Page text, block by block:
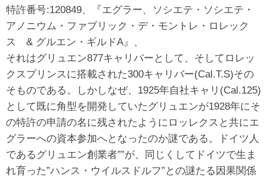
特許番号:120849、『エグラー、ソシエテ・ソシエテ・
アノニウム・ファブリック・デ・モントレ・ロレック
ス & グルエン・ギルドA』、
それはグリュエン877キャリバーとして、そしてロレッ
クスプリンスに搭載された300キャリバー(Cal.T.S)その
そものである。しかしなぜ、1925年自社キャリ(Cal.125)
として既に角型を開発していたグリュエンが1928年にそ
の特許の申請の名に残されたようにロッレクスと共にエ
グラーへの資本参加へとなったのか謎である。ドイツ人
であるグリュエン創業者””が、同じくしてドイツで生ま
れ育った”ハンス・ウイルスドルフ”との謎たる因果関係